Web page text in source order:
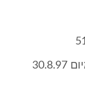
חשבונית מס' 0004 בסך 37,700 ש"ח מיום 30.8.97